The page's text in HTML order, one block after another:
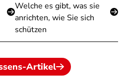
Welche es gibt, was sie
anrichten, wie Sie sich
schützen
Artikel